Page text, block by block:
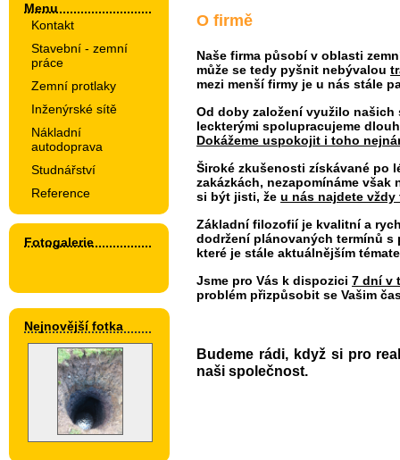
Menu
Kontakt
Stavební - zemní
práce
Zemní protlaky
Inženýrské sítě
Nákladní
autodoprava
Studnářství
Reference
Fotogalerie
Nejnovější fotka
O firmě
Naše firma působí v oblasti
může se tedy pyšnit nebývalou
mezi menší firmy je u nás stále
Od doby založení využilo našich
leckterými spolupracujeme
Dokážeme uspokojit i toho
Široké zkušenosti získávané po
zakázkách, nezapomínáme
si být jisti, že u nás najdete
Základní filozofií je kvalitní a
dodržení plánovaných termínů s
které je stále aktuálnějším
Jsme pro Vás k dispozici 7 dní v
problém přizpůsobit se Vašim
Budeme rádi, když si pro
naši společnost.